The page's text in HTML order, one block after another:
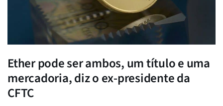
Ether pode ser ambos, um título e uma
mercadoria, diz o ex-presidente da
CFTC